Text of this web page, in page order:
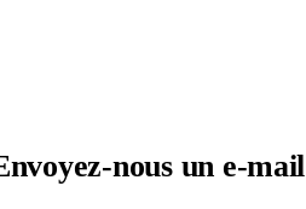
nous un e-mail